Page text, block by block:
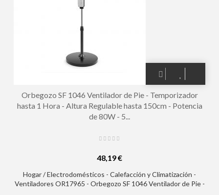
Orbegozo SF 1046 Ventilador de Pie - Temporizador
hasta 1 Hora - Altura Regulable hasta 150cm - Potencia
de 80W - 5...
48,19 €
Hogar / Electrodomésticos - Calefacción y Climatización -
Ventiladores OR17965 - Orbegozo SF 1046 Ventilador de Pie -